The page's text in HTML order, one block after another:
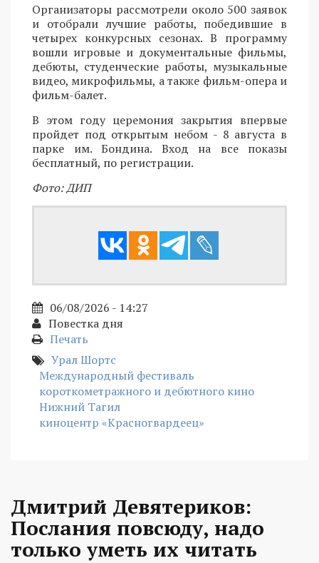
Организаторы рассмотрели около 500 заявок
и отобрали лучшие работы, победившие в
четырех конкурсных сезонах. В программу
вошли игровые и документальные фильмы,
дебюты, студенческие работы, музыкальные
видео, микрофильмы, а также фильм-опера и
фильм-балет.
В этом году церемония закрытия впервые
пройдет под открытым небом - 8 августа в
парке им. Бондина. Вход на все показы
бесплатный, по регистрации.
Фото: ДИП
06/08/2026 - 14:27
Повестка дня
Печать
Урал Шортс
Международный фестиваль
короткометражного и дебютного кино
Нижний Тагил
киноцентр «Красногвардеец»
Дмитрий Девятериков:
Послания повсюду, надо
только уметь их читать